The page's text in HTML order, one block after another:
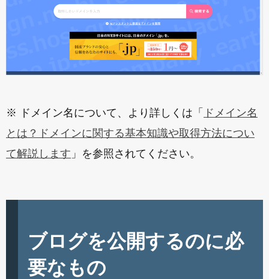
※ ドメイン名について、より詳しくは「 ドメイン名
とは？ドメインに関する基本知識や取得方法につい
て解説します 」を参照されてください。
ブログを公開するのに必
要なもの